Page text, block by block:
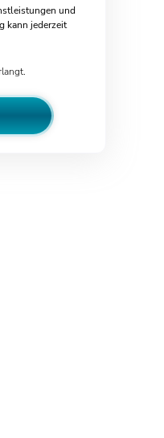
und
kann jederzeit